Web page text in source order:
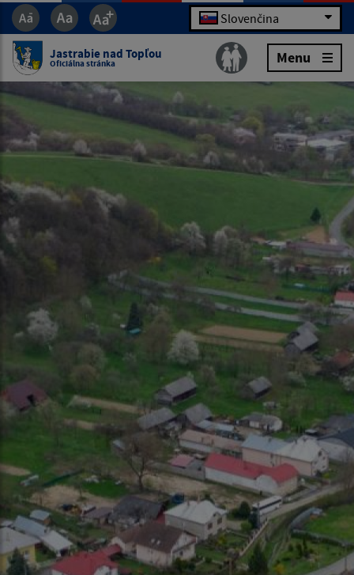
Slovenčina
Jastrabie nad Topľou
Oficiálna stránka Menu